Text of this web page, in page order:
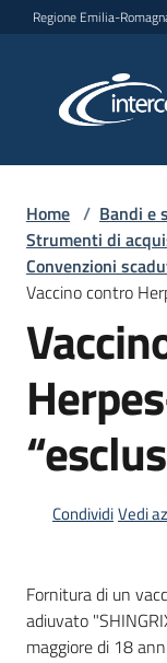
Vai al contenuto
Vai alla navigazione
Vai al footer
Regione Emilia-
Bandi
strumenti
acquisto
Supporto
Home / Bandi e
Strumenti di
Convenzioni
Vaccino contro
CondividiVedi
Fornitura di un
adiuvato
maggiore di 18